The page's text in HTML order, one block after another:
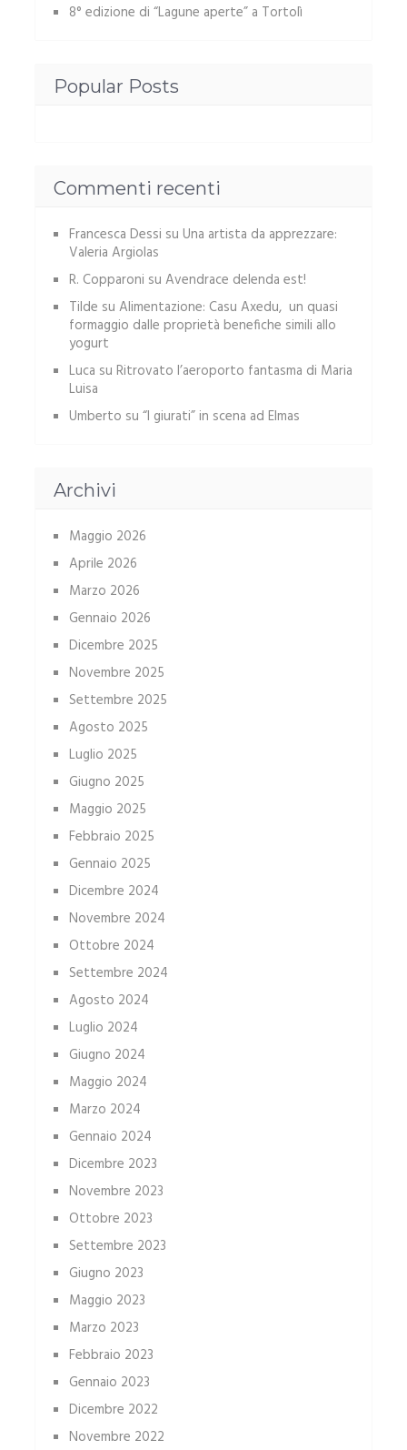
8° edizione di “Lagune aperte” a Tortolì
Popular Posts
Commenti recenti
Francesca Dessi su Una artista da apprezzare:
Valeria Argiolas
R. Copparoni su Avendrace delenda est!
Tilde su Alimentazione: Casu Axedu, un quasi
formaggio dalle proprietà benefiche simili allo
yogurt
Luca su Ritrovato l’aeroporto fantasma di Maria
Luisa
Umberto su “I giurati” in scena ad Elmas
Archivi
Maggio 2026
Aprile 2026
Marzo 2026
Gennaio 2026
Dicembre 2025
Novembre 2025
Settembre 2025
Agosto 2025
Luglio 2025
Giugno 2025
Maggio 2025
Febbraio 2025
Gennaio 2025
Dicembre 2024
Novembre 2024
Ottobre 2024
Settembre 2024
Agosto 2024
Luglio 2024
Giugno 2024
Maggio 2024
Marzo 2024
Gennaio 2024
Dicembre 2023
Novembre 2023
Ottobre 2023
Settembre 2023
Giugno 2023
Maggio 2023
Marzo 2023
Febbraio 2023
Gennaio 2023
Dicembre 2022
Novembre 2022